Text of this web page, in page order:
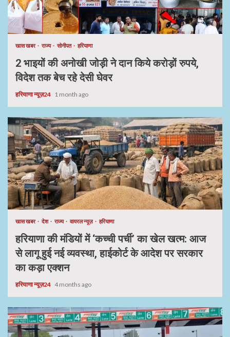
खास खबर राज्य सोनीपत हरियाणा
2 भाइयों की अनोखी जोड़ी ने दान किये करोड़ों रुपये,
विदेश तक बेच रहे देसी घेवर
हरियाणा न्यूज़24 1 month ago
खास खबर देश राज्य वायरल न्यूज़ हरियाणा
हरियाणा की मंडियों में ‘कच्ची पर्ची’ का खेल खत्म: आज
से लागू हुई नई व्यवस्था, हाईकोर्ट के आदेश पर सरकार
का कड़ा एक्शन
हरियाणा न्यूज़24 4 months ago